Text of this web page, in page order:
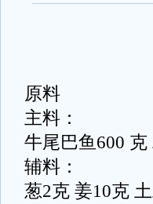
原料
主料：
牛尾巴鱼600 克
辅料：
葱2克 姜10克